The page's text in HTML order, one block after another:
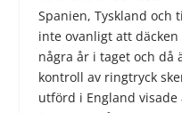
Spanien, Tyskland och
inte ovanligt att
några år i taget och då
kontroll av ringtryck
utförd i England visade